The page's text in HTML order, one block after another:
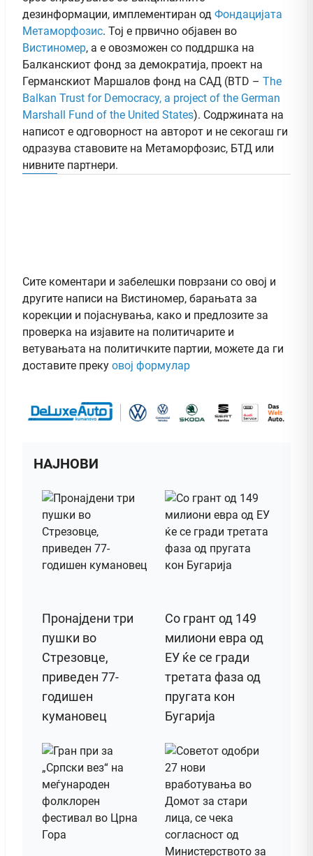
дезинформации, имплементиран од Фондацијата
Метаморфозис. Тој е првично објавен во
Вистиномер, а e овозможен со поддршка на
Балканскиот фонд за демократија, проект на
Германскиот Маршалов фонд на САД (BTD – The
Balkan Trust for Democracy, a project of the German
Marshall Fund of the United States). Содржината на
написот е одговорност на авторот и не секогаш ги
одразува ставовите на Метаморфозис, БТД или
нивните партнери.
Сите коментари и забелешки поврзани со овој и
другите написи на Вистиномер, барањата за
корекции и појаснувања, како и предлозите за
проверка на изјавите на политичарите и
ветувањата на политичките партии, можете да ги
доставите преку овој формулар
НАЈНОВИ
Пронајдени три
пушки во
Стрезовце,
приведен 77-
годишен
кумановец
Со грант од 149
милиони евра од
ЕУ ќе се гради
третата фаза од
пругата кон
Бугарија